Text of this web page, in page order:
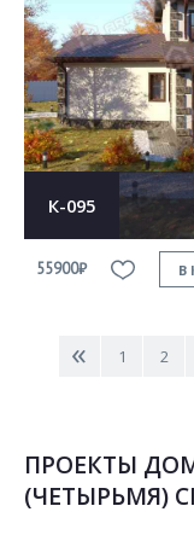
К-095
55900₽ В
< 1 2
ПРОЕКТЫ
(ЧЕТЫРЬМЯ)